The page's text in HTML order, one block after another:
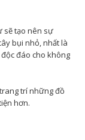
sẽ tạo nên sự
bụi nhỏ, nhất là
đáo cho không
trí những đồ
hơn.